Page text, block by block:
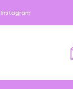
Instagram